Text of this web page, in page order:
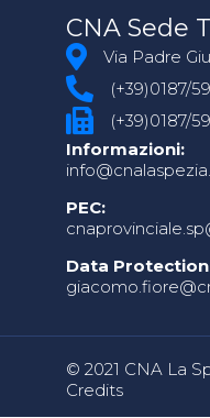
CNA Sede
Via Padre
(+39)0187/
(+39)0187/
Informazioni:
PEC:
Data
© 2021 CNA La
Credits